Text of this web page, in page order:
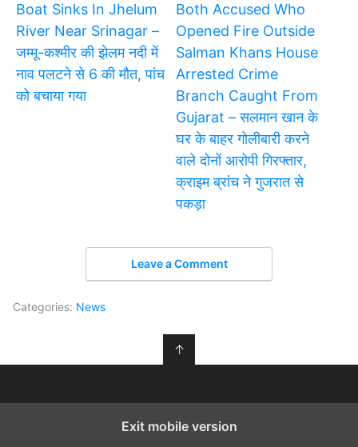
Boat Sinks In Jhelum
River Near Srinagar –
जम्मू-कश्मीर की झेलम नदी में
नाव पलटने से 6 की मौत, पांच
को बचाया गया
Both Accused Who
Opened Fire Outside
Salman Khans House
Arrested Crime
Branch Caught From
Gujarat – सलमान खान के
घर के बाहर गोलीबारी करने
वाले दोनों आरोपी गिरफ्तार,
क्राइम ब्रांच ने गुजरात से
पकड़ा
Leave a Comment
Categories: News
↑
Exit mobile version